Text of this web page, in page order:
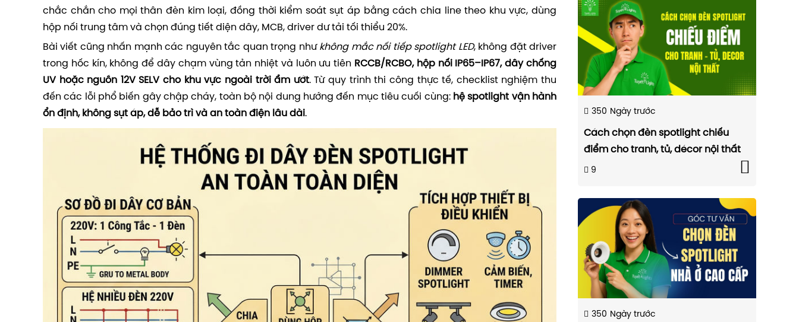
chắc chắn cho mọi thân đèn kim loại, đồng thời kiểm soát sụt áp bằng cách chia line theo khu vực, dùng
hộp nối trung tâm và chọn đúng tiết diện dây, MCB, driver dư tải tối thiểu 20%.
Bài viết cũng nhấn mạnh các nguyên tắc quan trọng như không mắc nối tiếp spotlight LED, không đặt driver
trong hốc kín, không để dây chạm vùng tản nhiệt và luôn ưu tiên RCCB/RCBO, hộp nối IP65–IP67, dây chống
UV hoặc nguồn 12V SELV cho khu vực ngoài trời ẩm ướt. Từ quy trình thi công thực tế, checklist nghiệm thu
đến các lỗi phổ biến gây chập cháy, toàn bộ nội dung hướng đến mục tiêu cuối cùng: hệ spotlight vận hành
ổn định, không sụt áp, dễ bảo trì và an toàn điện lâu dài. 350 Ngày trước
Cách chọn đèn spotlight chiếu
điểm cho tranh, tủ, décor nội thất
9
350 Ngày trước